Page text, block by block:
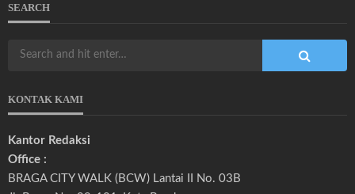
SEARCH
KONTAK KAMI
Kantor Redaksi
Office :
BRAGA CITY WALK (BCW) Lantai II No. 03B